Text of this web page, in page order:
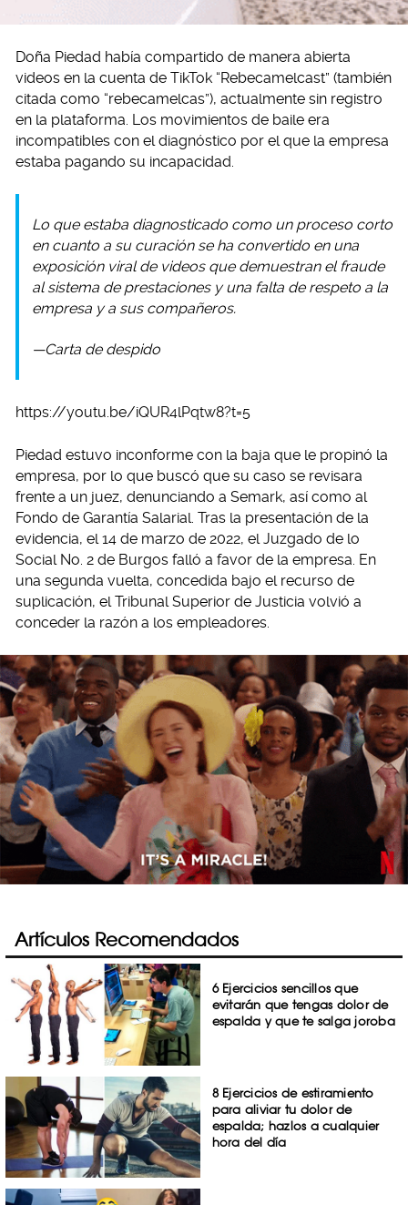
Doña Piedad había compartido de manera abierta
videos en la cuenta de TikTok “Rebecamelcast” (también
citada como “rebecamelcas”), actualmente sin registro
en la plataforma. Los movimientos de baile era
incompatibles con el diagnóstico por el que la empresa
estaba pagando su incapacidad.
Lo que estaba diagnosticado como un proceso corto
en cuanto a su curación se ha convertido en una
exposición viral de videos que demuestran el fraude
al sistema de prestaciones y una falta de respeto a la
empresa y a sus compañeros.
—Carta de despido
https://youtu.be/iQUR4lPqtw8?t=5
Piedad estuvo inconforme con la baja que le propinó la
empresa, por lo que buscó que su caso se revisara
frente a un juez, denunciando a Semark, así como al
Fondo de Garantía Salarial. Tras la presentación de la
evidencia, el 14 de marzo de 2022, el Juzgado de lo
Social No. 2 de Burgos falló a favor de la empresa. En
una segunda vuelta, concedida bajo el recurso de
suplicación, el Tribunal Superior de Justicia volvió a
conceder la razón a los empleadores.
Artículos Recomendados
6 Ejercicios sencillos que
evitarán que tengas dolor de
espalda y que te salga joroba
8 Ejercicios de estiramiento
para aliviar tu dolor de
espalda; hazlos a cualquier
hora del día